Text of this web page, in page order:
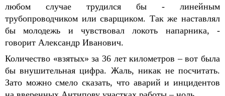
любом случае трудился бы - линейным
трубопроводчиком или сварщиком. Так же наставлял
бы молодежь и чувствовал локоть напарника, -
говорит Александр Иванович.
Количество «взятых» за 36 лет километров – вот была
бы внушительная цифра. Жаль, никак не посчитать.
Зато можно смело сказать, что аварий и инцидентов